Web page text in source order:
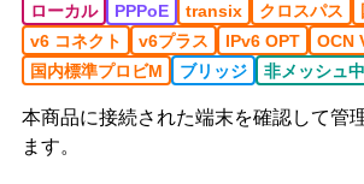
ローカル PPPoE transix クロスパス
v6 コネクト
v6プラス IPv6 OPT
OCN
国内標準プロビM
ブリッジ 非メッシュ
本商品に接続された端末を確認して管
ます。